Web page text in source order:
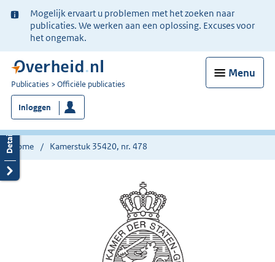
Ter
informatie:
Mogelijk ervaart u problemen met het zoeken naar
publicaties. We werken aan een oplossing. Excuses voor
het ongemak.
Menu
U
bent
nu
hier:
Publicaties Officiële publicaties
Inloggen
Home Kamerstuk 35420, nr. 478